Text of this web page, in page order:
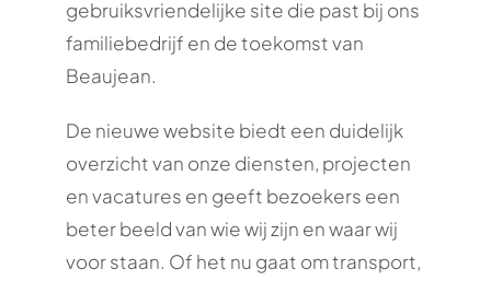
gebruiksvriendelijke site die past bij ons
familiebedrijf en de toekomst van
Beaujean.
De nieuwe website biedt een duidelijk
overzicht van onze diensten, projecten
en vacatures en geeft bezoekers een
beter beeld van wie wij zijn en waar wij
voor staan. Of het nu gaat om transport,